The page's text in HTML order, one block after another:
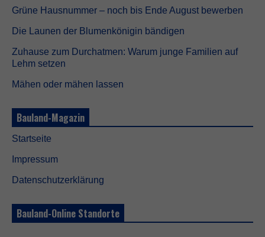
Grüne Hausnummer – noch bis Ende August bewerben
Die Launen der Blumenkönigin bändigen
Zuhause zum Durchatmen: Warum junge Familien auf
Lehm setzen
Mähen oder mähen lassen
Bauland-Magazin
Startseite
Impressum
Datenschutzerklärung
Bauland-Online Standorte